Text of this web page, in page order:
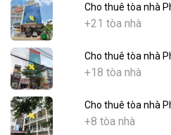
Cho thuê tòa nhà
+21 tòa nhà
Cho thuê tòa nhà
+18 tòa nhà
Cho thuê tòa nhà
+8 tòa nhà